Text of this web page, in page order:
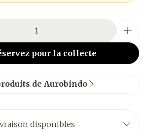
pour la collecte
de Aurobindo
disponibles